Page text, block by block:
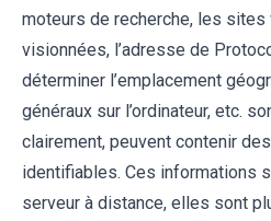
moteurs de recherche, les
visionnées, l’adresse de
déterminer l’emplacement
généraux sur l’ordinateur, etc.
clairement, peuvent contenir
identifiables. Ces informations
serveur à distance, elles sont